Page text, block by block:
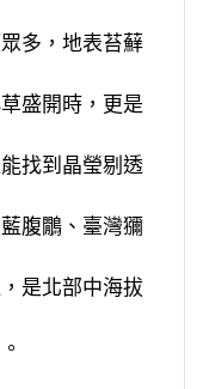
多，地表苔蘚
盛開時，更是
找到晶瑩剔透
腹鷳、臺灣獼
是北部中海拔